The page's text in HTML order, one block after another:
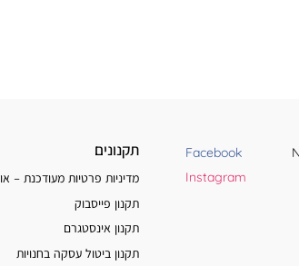
Facebook
Instagram
תקנונים
מדיניות פרטיות מעודכנת –
תקנון פייסבוק
תקנון אינסטגרם
תקנון ביטול עסקה בחנויות